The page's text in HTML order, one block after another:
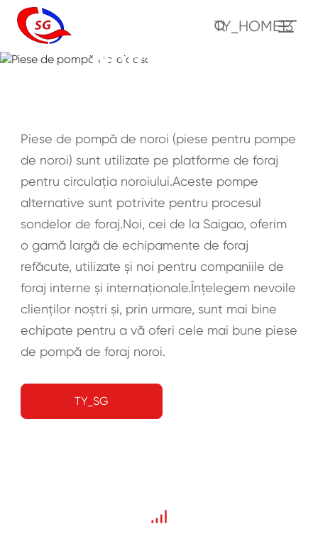
TY_HOME13
Piese de pompă
Noroioasă
Piese de pompă de noroi (piese pentru pompe
de noroi) sunt utilizate pe platforme de foraj
pentru circulația noroiului.Aceste pompe
alternative sunt potrivite pentru procesul
sondelor de foraj.Noi, cei de la Saigao, oferim
o gamă largă de echipamente de foraj
refăcute, utilizate și noi pentru companiile de
foraj interne și internaționale.Înțelegem nevoile
clienților noștri și, prin urmare, sunt mai bine
echipate pentru a vă oferi cele mai bune piese
de pompă de foraj noroi.
TY_SG